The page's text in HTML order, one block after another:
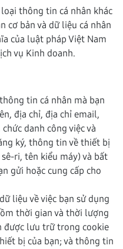
thông tin cá nhân khác
cơ bản và dữ liệu cá nhân
của luật pháp Việt Nam
vụ Kinh doanh.
tin cá nhân mà bạn
địa chỉ, địa chỉ email,
danh công việc và
ký, thông tin về thiết bị
ri, tên kiểu máy) và bất
gửi hoặc cung cấp cho
liệu về việc bạn sử dụng
thời gian và thời lượng
được lưu trữ trong cookie
bị của bạn; và thông tin